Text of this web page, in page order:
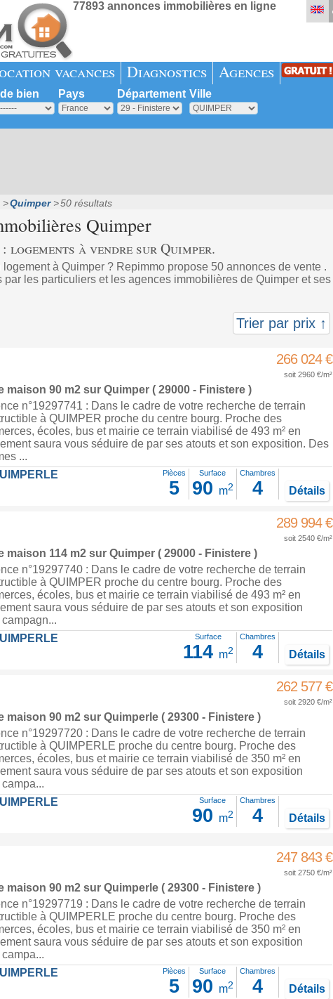
77893 annonces immobilières en ligne
vacances Diagnostics Agences
bien Pays Département Ville
Quimper 50 résultats
Quimper
logements à vendre sur Quimper.
à Quimper ? Repimmo propose 50 annonces de vente .
par les particuliers et les agences immobilières de Quimper et ses
Trier par prix ↑
266 024 €
soit 2960 €/m²
maison 90 m2 sur Quimper( 29000 - Finistere )
n°19297741 : Dans le cadre de votre recherche de terrain
à QUIMPER proche du centre bourg. Proche des
écoles, bus et mairie ce terrain viabilisé de 493 m² en
saura vous séduire de par ses atouts et son exposition. Des
...
Pièces
5
Surface
90 m2
Chambres
4 Détails
289 994 €
soit 2540 €/m²
maison 114 m2 sur Quimper( 29000 - Finistere )
n°19297740 : Dans le cadre de votre recherche de terrain
à QUIMPER proche du centre bourg. Proche des
écoles, bus et mairie ce terrain viabilisé de 493 m² en
saura vous séduire de par ses atouts et son exposition
Surface
114 m2
Chambres
4 Détails
262 577 €
soit 2920 €/m²
maison 90 m2 sur Quimperle( 29300 - Finistere )
n°19297720 : Dans le cadre de votre recherche de terrain
à QUIMPERLE proche du centre bourg. Proche des
écoles, bus et mairie ce terrain viabilisé de 350 m² en
saura vous séduire de par ses atouts et son exposition
Surface
90 m2
Chambres
4 Détails
247 843 €
soit 2750 €/m²
maison 90 m2 sur Quimperle( 29300 - Finistere )
n°19297719 : Dans le cadre de votre recherche de terrain
à QUIMPERLE proche du centre bourg. Proche des
écoles, bus et mairie ce terrain viabilisé de 350 m² en
saura vous séduire de par ses atouts et son exposition
Pièces
5
Surface
90 m2
Chambres
4 Détails